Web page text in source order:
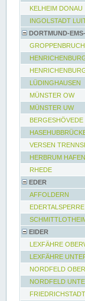
KELHEIM DONAU
INGOLSTADT
DORTMUND-
GROPPENBRUCH
LÜDINGHAUSEN
MÜNSTER OW
MÜNSTER UW
BERGESHÖVEDE
VERSEN
HERBRUM
RHEDE
EDER
AFFOLDERN
EDERTALSPERRE
EIDER
LEXFÄHRE
LEXFÄHRE
NORDFELD
NORDFELD